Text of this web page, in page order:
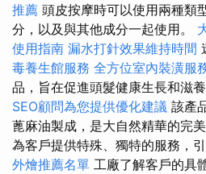
推薦 頭皮按摩時可以使用兩種類
分，以及與其他成分一起使用。
使用指南 漏水打針效果維持時間
毒養生館服務 全方位室內裝潢服
品，旨在促進頭髮健康生長和滋養
SEO顧問為您提供優化建議 該產
蓖麻油製成，是大自然精華的完
為客戶提供特殊、獨特的服務，
外燴推薦名單 工廠了解客戶的具